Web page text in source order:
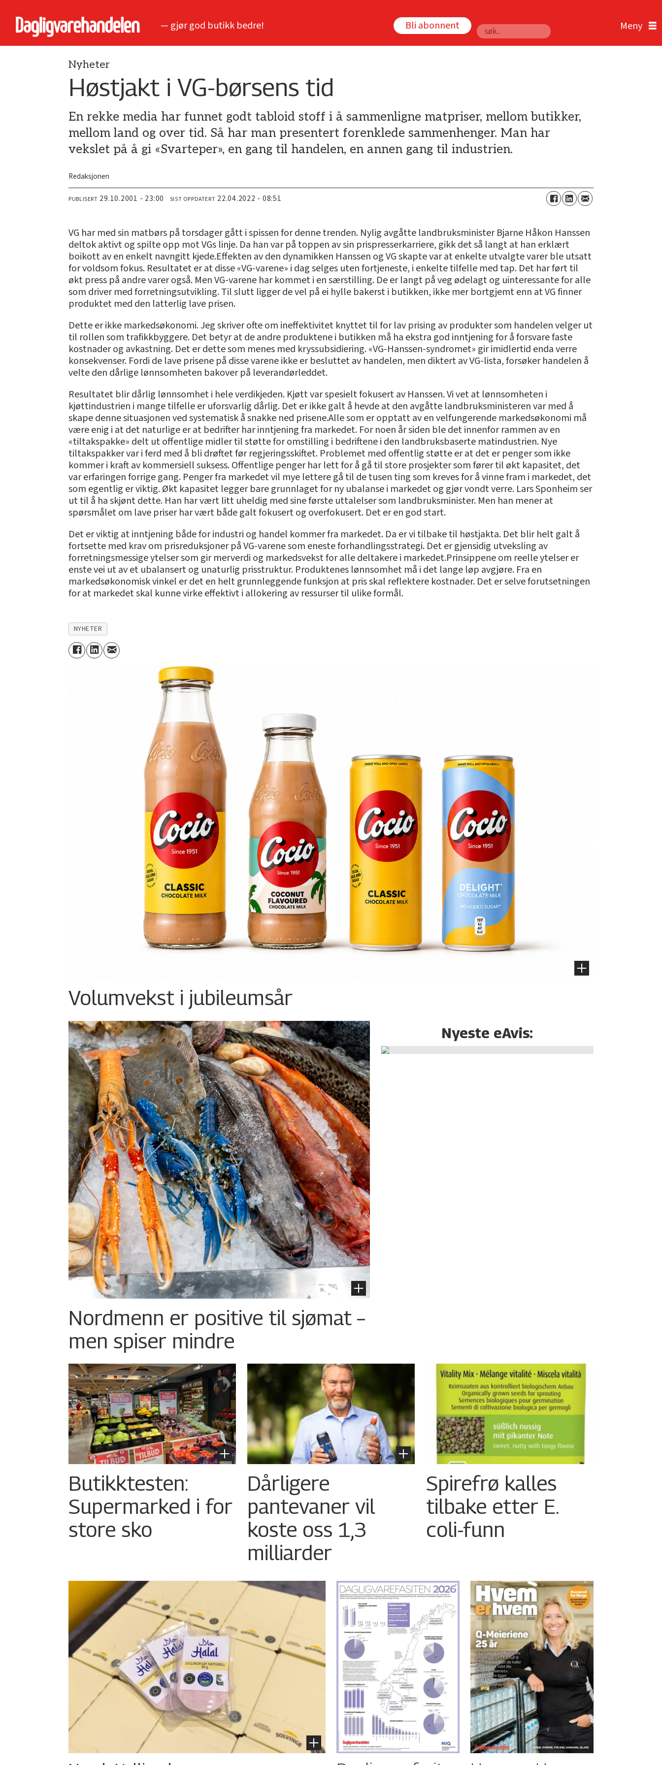
— gjør god butikk bedre! Bli abonnent
Søk
Nyheter
Høstjakt i VG-børsens tid
En rekke media har funnet godt tabloid stoff i å sammenligne matpriser, mellom butikker,
mellom land og over tid. Så har man presentert forenklede sammenhenger. Man har
vekslet på å gi «Svarteper», en gang til handelen, en annen gang til industrien.
Redaksjonen
PUBLISERT 29.10.2001 - 23:00 SIST OPPDATERT 22.04.2022 - 08:51
VG har med sin matbørs på torsdager gått i spissen for denne trenden. Nylig avgåtte landbruksminister Bjarne Håkon Hanssen
deltok aktivt og spilte opp mot VGs linje. Da han var på toppen av sin prispresserkarriere, gikk det så langt at han erklært
boikott av en enkelt navngitt kjede.Effekten av den dynamikken Hanssen og VG skapte var at enkelte utvalgte varer ble utsatt
for voldsom fokus. Resultatet er at disse «VG-varene» i dag selges uten fortjeneste, i enkelte tilfelle med tap. Det har ført til
økt press på andre varer også. Men VG-varene har kommet i en særstilling. De er langt på veg ødelagt og uinteressante for alle
som driver med forretningsutvikling. Til slutt ligger de vel på ei hylle bakerst i butikken, ikke mer bortgjemt enn at VG finner
produktet med den latterlig lave prisen.
Dette er ikke markedsøkonomi. Jeg skriver ofte om ineffektivitet knyttet til for lav prising av produkter som handelen velger ut
til rollen som trafikkbyggere. Det betyr at de andre produktene i butikken må ha ekstra god inntjening for å forsvare faste
kostnader og avkastning. Det er dette som menes med kryssubsidiering. «VG-Hanssen-syndromet» gir imidlertid enda verre
konsekvenser. Fordi de lave prisene på disse varene ikke er besluttet av handelen, men diktert av VG-lista, forsøker handelen å
velte den dårlige lønnsomheten bakover på leverandørleddet.
Resultatet blir dårlig lønnsomhet i hele verdikjeden. Kjøtt var spesielt fokusert av Hanssen. Vi vet at lønnsomheten i
kjøttindustrien i mange tilfelle er uforsvarlig dårlig. Det er ikke galt å hevde at den avgåtte landbruksministeren var med å
skape denne situasjonen ved systematisk å snakke ned prisene.Alle som er opptatt av en velfungerende markedsøkonomi må
være enig i at det naturlige er at bedrifter har inntjening fra markedet. For noen år siden ble det innenfor rammen av en
«tiltakspakke» delt ut offentlige midler til støtte for omstilling i bedriftene i den landbruksbaserte matindustrien. Nye
tiltakspakker var i ferd med å bli drøftet før regjeringsskiftet. Problemet med offentlig støtte er at det er penger som ikke
kommer i kraft av kommersiell suksess. Offentlige penger har lett for å gå til store prosjekter som fører til økt kapasitet, det
var erfaringen forrige gang. Penger fra markedet vil mye lettere gå til de tusen ting som kreves for å vinne fram i markedet, det
som egentlig er viktig. Økt kapasitet legger bare grunnlaget for ny ubalanse i markedet og gjør vondt verre. Lars Sponheim ser
ut til å ha skjønt dette. Han har vært litt uheldig med sine første uttalelser som landbruksminister. Men han mener at
spørsmålet om lave priser har vært både galt fokusert og overfokusert. Det er en god start.
Det er viktig at inntjening både for industri og handel kommer fra markedet. Da er vi tilbake til høstjakta. Det blir helt galt å
fortsette med krav om prisreduksjoner på VG-varene som eneste forhandlingsstrategi. Det er gjensidig utveksling av
forretningsmessige ytelser som gir merverdi og markedsvekst for alle deltakere i markedet.Prinsippene om reelle ytelser er
enste vei ut av et ubalansert og unaturlig prisstruktur. Produktenes lønnsomhet må i det lange løp avgjøre. Fra en
markedsøkonomisk vinkel er det en helt grunnleggende funksjon at pris skal reflektere kostnader. Det er selve forutsetningen
for at markedet skal kunne virke effektivt i allokering av ressurser til ulike formål.
NYHETER
Volumvekst i jubileumsår
Nordmenn er positive til sjømat –
men spiser mindre
Nyeste eAvis:
Butikktesten:
Supermarked i for
store sko
Dårligere
pantevaner vil
koste oss 1,3
milliarder
Spirefrø kalles
tilbake etter E.
coli-funn